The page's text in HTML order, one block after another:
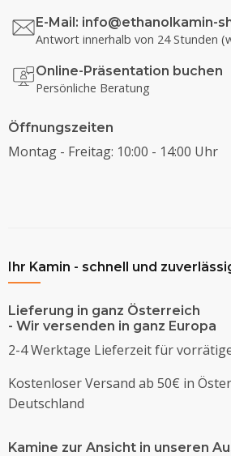
E-Mail: info@ethanolkamin-
Antwort innerhalb von 24 Stunden
Online-Präsentation buchen
Persönliche Beratung
Öffnungszeiten
Montag - Freitag: 10:00 - 14:00 Uhr
Ihr Kamin - schnell und
Lieferung in ganz Österreich
- Wir versenden in ganz Europa
2-4 Werktage Lieferzeit für
Kostenloser Versand ab 50€ in
Deutschland
Kamine zur Ansicht in unseren